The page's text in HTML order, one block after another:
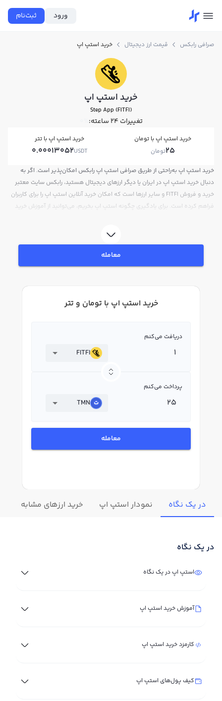
ورود ثبت‌نام
صرافی رابکس قیمت ارز دیجیتال خرید استپ اپ
خرید استپ اپ
Step App (FITFI)
تغییرات ۲۴ ساعته: 0%
خرید استپ اپ با تومان
25تومان
خرید استپ اپ با تتر
0.00013052USDT
خرید استپ اپ به‌راحتی از طریق صرافی استپ اپ رابکس امکان‌پذیر است. اگر به
دنبال خرید استپ اپ در ایران یا دیگر ارزهای دیجیتال هستید، رابکس سایت معتبر
خرید و فروش FITFI و سایر ارزها است که امکان خرید آنلاین استپ اپ را برای کاربران
فراهم کرده است. برای یادگیری چگونه استپ اپ بخریم، می‌توانید از آموزش خرید
FITFI بپردازید. در بازار رابکس، قیمت لحظه‌ای، نمودار و امکانات فروش استپ اپ نیز
در دسترس شما قرار دارد تا بتوانید تصمیمات بهتری در معاملات خود بگیرید.
معامله
خرید استپ اپ با تومان و تتر
دریافت می‌کنم
FITFI
پرداخت می‌کنم
TMN
معامله
در یک نگاه نمودار استپ اپ خرید ارزهای مشابه
در یک نگاه
استپ اپ در یک نگاه
آموزش خرید استپ اپ
کارمزد خرید استپ اپ
کیف پول‌های استپ اپ